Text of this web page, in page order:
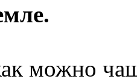
можно